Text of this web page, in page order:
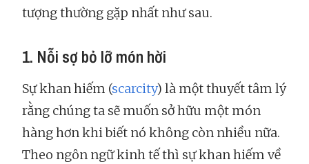
tượng thường gặp nhất như sau.
1. Nỗi sợ bỏ lỡ món hời
Sự khan hiếm (scarcity) là một thuyết tâm lý
rằng chúng ta sẽ muốn sở hữu một món
hàng hơn khi biết nó không còn nhiều nữa.
Theo ngôn ngữ kinh tế thì sự khan hiếm về